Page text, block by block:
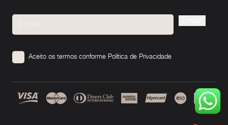
Aceito os termos conforme Política de Privacidade